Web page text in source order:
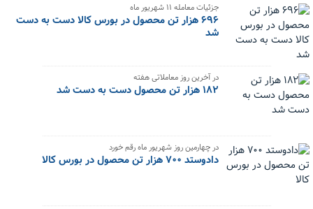
جزئیات معامله ۱۱ شهریور ماه
۶۹۶ هزار تن محصول در بورس کالا دست به دست
شد
در آخرین روز معاملاتی هفته
۱۸۲ هزار تن محصول دست به دست شد
در چهارمین روز شهریور ماه رقم خورد
دادوستد ۷۰۰ هزار تن محصول در بورس کالا